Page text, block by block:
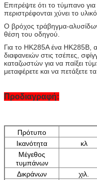
Επιτρέψτε ότι το τύμπανο
περιστρέφονται χύνει το υλικό.
Ο βρόχος τράβηγμα-
θέση του οδηγού.
Για το HK285A ένα HK285B,
διαφανειών στις τσέπες,
καταζωστών για να παίξει
μεταφέρετε και να πετάξετε
Προδιαγραφή:
Πρότυπο
Ικανότητα
κλ
Μέγεθος
τυμπάνων
Δικράνων χιλ.